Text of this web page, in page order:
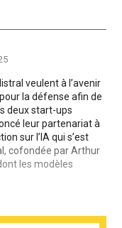
veulent à l’avenir
la défense afin de
deux start-ups
leur partenariat à
sur l’IA qui s’est
cofondée par Arthur
les modèles